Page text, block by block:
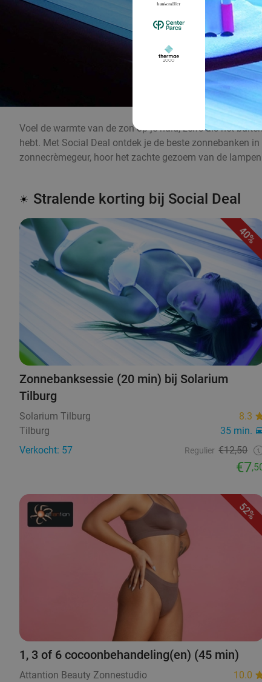
Voel de warmte van de zon op je huid, zelfs als het
hebt. Met Social Deal ontdek je de beste zonnebanken
zonnecrèmegeur, hoor het zachte gezoem van de
☀️ Stralende korting bij Social Deal
40%
Zonnebanksessie (20 min) bij Solarium
Tilburg
Solarium Tilburg
8.3
Tilburg
35 min.
Verkocht: 57
Regulier €12,50
€7
52%
1, 3 of 6 cocoonbehandeling(en) (45 min)
Attantion Beauty Zonnestudio
10.0